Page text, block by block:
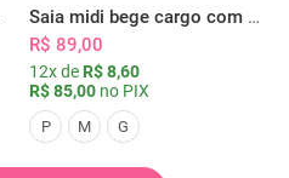
Saia midi bege cargo com bolsos
R$ 89,00
12x de R$ 8,60
R$ 85,00 no PIX
P M G